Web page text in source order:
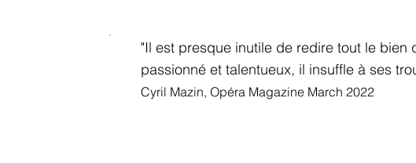
"Il est presque inutile de redire tout le bien
passionné et talentueux, il insuffle à ses
Cyril Mazin, Opéra Magazine March 2022